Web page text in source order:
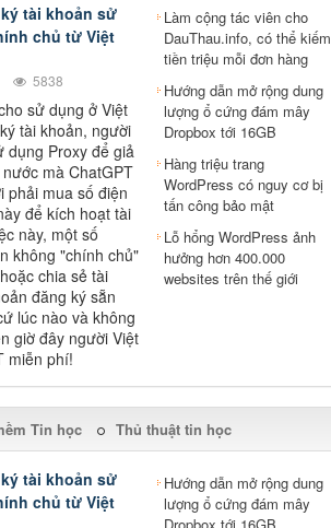
tài khoản sử
chủ từ Việt
5838
sử dụng ở Việt
tài khoản, người
dụng Proxy để giả
mà ChatGPT
phải mua số điện
để kích hoạt tài
này, một số
không "chính chủ"
chia sẻ tài
đăng ký sẵn
lúc nào và không
giờ đây người Việt
miễn phí!
Làm cộng tác viên cho
DauThau.info, có thể kiếm
tiền triệu mỗi đơn hàng
Hướng dẫn mở rộng dung
lượng ổ cứng đám mây
Dropbox tới 16GB
Hàng triệu trang
WordPress có nguy cơ bị
tấn công bảo mật
Lỗ hổng WordPress ảnh
hưởng hơn 400.000
websites trên thế giới
Tin học Thủ thuật tin học
tài khoản sử
chủ từ Việt
Hướng dẫn mở rộng dung
lượng ổ cứng đám mây